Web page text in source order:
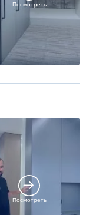
Посмотреть
Посмотреть